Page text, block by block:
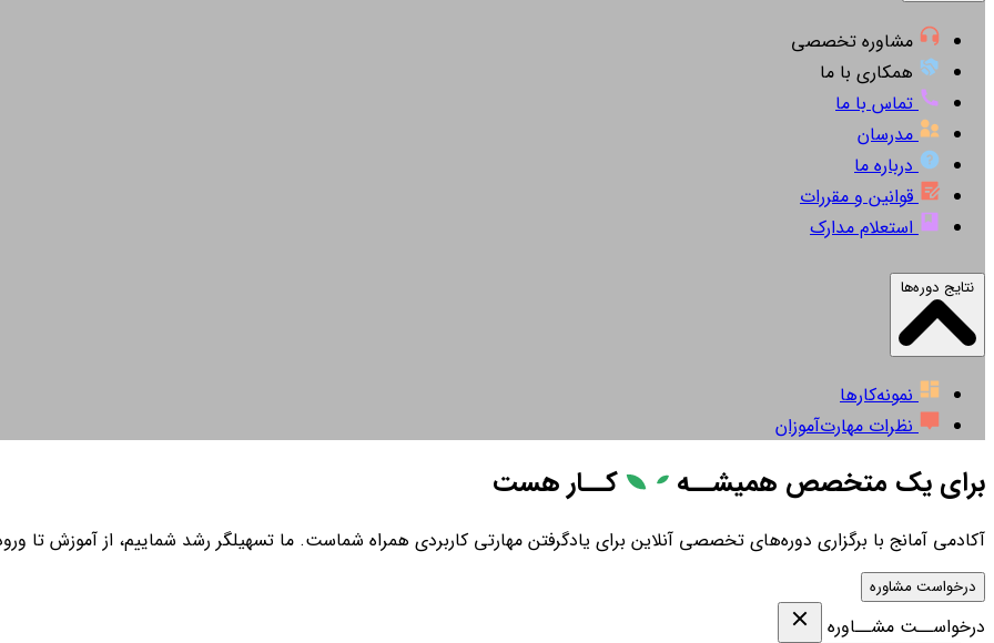
مشاوره تخصصی
همکاری با ما
تماس با ما
مدرسان
درباره ما
قوانین و مقررات
استعلام مدارک
نتایج دوره‌ها
نمونه‌کارها
نظرات مهارت‌آموزان
برای یک متخصص همیشــه کــارهست
آکادمی آمانج با برگزاری دوره‌های تخصصی آنلاین برای یادگرفتن مهارتی کاربردی همراه شماست. ما تسهیلگر رشد شماییم، از آموزش تا ورود
درخواست مشاوره
درخواســت مشــاوره